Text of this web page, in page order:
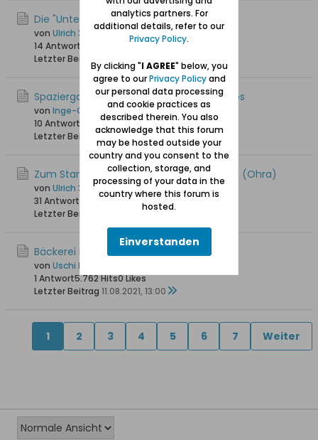
Die "Unterwelt" von Ohra
von Ulrich 31
14 Antworten
19.199 Hits0 Likes
Letzter Beitrag
Spaziergang durch Orunia (Ohra) - Videos
von Inge-Gisela
10 Antworten
16.211 Hits0 Likes
Letzter Beitrag27.08.2022, 07:14
Zum Stand der Revitalisierung von Orunia (Ohra)
von Ulrich 31
31 Antworten
28.327 Hits0 Likes
Letzter Beitrag
10.02.2022, 10:43
Bäckerei Edwin Weichert in Danzig-Ohra
von Uschi Danziger
1 Antwort5.762 Hits0 Likes
Letzter Beitrag 11.08.2021, 13:00
1 2 3 4 5 6 7 Weiter
analytics partners. For
additional details, refer to our
Privacy Policy.
By clicking "I AGREE" below, you
agree to ourPrivacy Policyand
our personal data processing
and cookie practices as
described therein. You also
acknowledge that this forum
may be hosted outside your
country and you consent to the
collection, storage, and
processing of your data in the
country where this forum is
hosted.
Einverstanden